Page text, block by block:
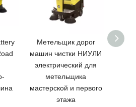
Метельщик дорог
машин чистки НИУЛИ
электрический для
метельщика
мастерской и первого
этажа